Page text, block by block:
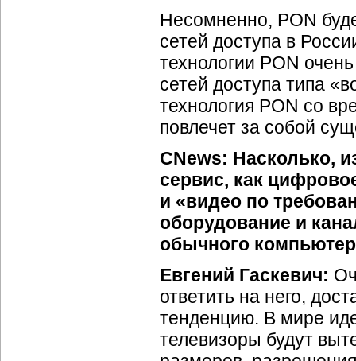
Несомненно, PON
сетей доступа в
технологии PON
сетей доступа типа
технология PON со
повлечет за собой
CNews: Насколько,
сервис, как
и «видео по
оборудование и
обычного
Евгений Гаскевич:
ответить на него,
тенденцию. В мире
телевизоры будут